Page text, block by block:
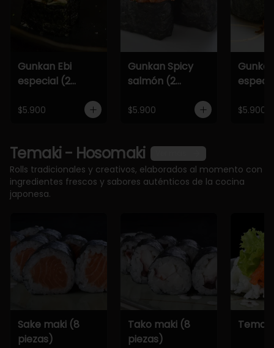
Gunkan Ebi
especial (2
$5.900
Gunkan Spicy
salmón (2
$5.900 $5.900
Temaki - Hosomaki
Rolls tradicionales y creativos, elaborados al momento con
ingredientes frescos y sabores auténticos de la cocina
japonesa.
Sake maki (8
piezas)
Tako maki (8
piezas)